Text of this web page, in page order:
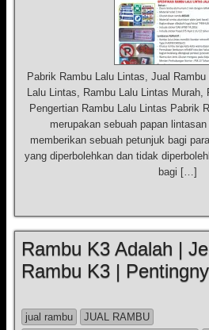
Pabrik Rambu Lalu Lintas, Jual
Lalu Lintas, Rambu Lalu Lintas Murah,
Pengertian Rambu Lalu Lintas Pabrik
merupakan sebuah papan
memberikan sebuah petunjuk bagi
yang diperbolehkan dan tidak
bagi […]
Rambu K3 Adalah |
Rambu K3 |
jual rambu
JUAL RAMBU